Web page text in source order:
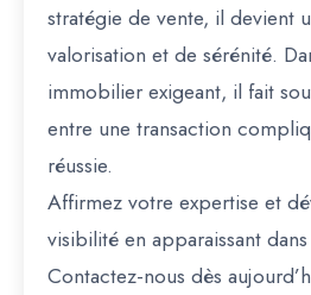
stratégie de vente, il devient
valorisation et de sérénité.
immobilier exigeant, il fait
entre une transaction
réussie.
Affirmez votre expertise et
visibilité en apparaissant
Contactez-nous dès